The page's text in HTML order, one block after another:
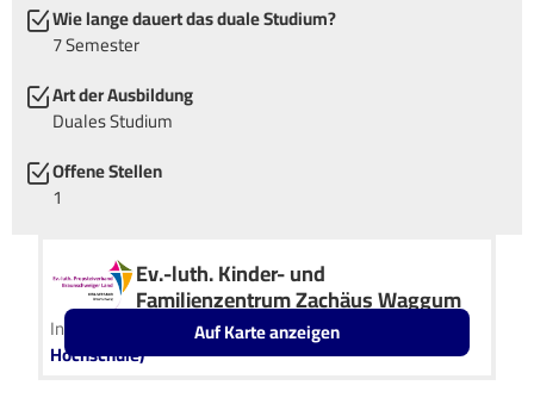
Wie lange dauert das duale Studium?
7 Semester
Art der Ausbildung
Duales Studium
Offene Stellen
1
Ev.-luth. Kinder- und
Familienzentrum Zachäus Waggum
In Kooperation mit IU Duales Studium (Internationale
Hochschule) Leaflet OpenStreetMap2
Auf Karte anzeigen